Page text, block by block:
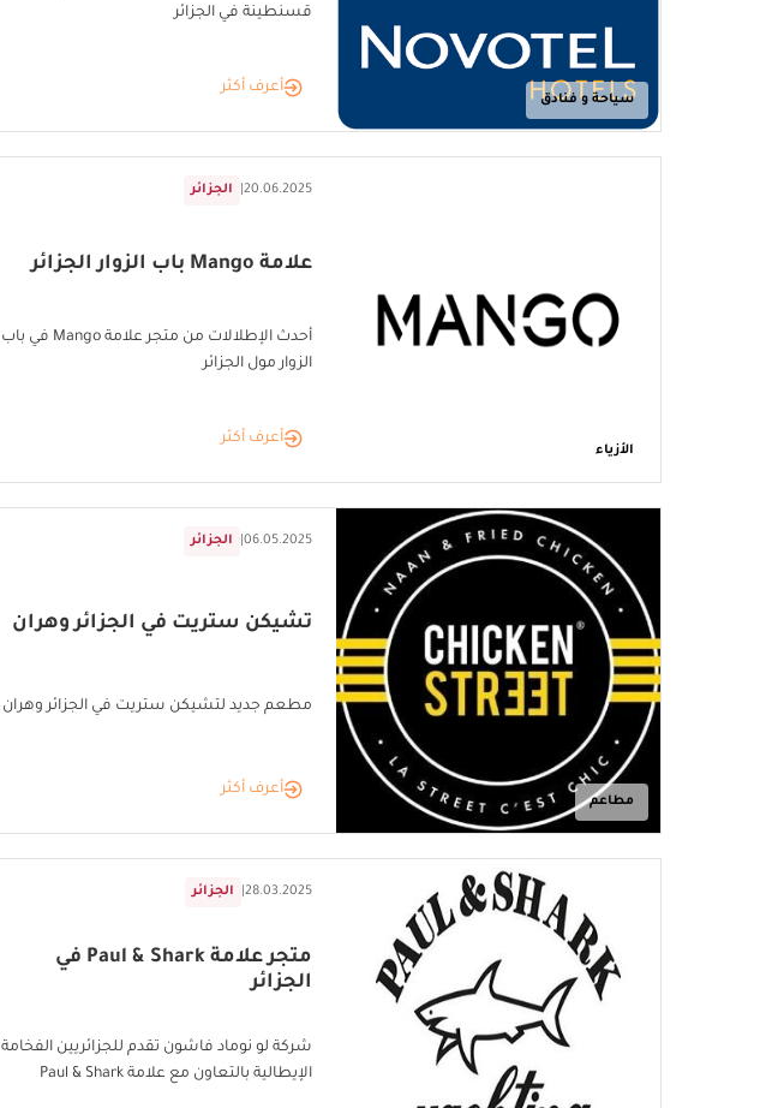
سياحة و فنادق
قسنطينة في الجزائر
أعرف أكثر
الأزياء
الجزائر 20.06.2025
علامة Mango باب الزوار الجزائر
أحدث الإطلالات من متجر علامة Mango في باب
الزوار مول الجزائر
أعرف أكثر
مطاعم
الجزائر 06.05.2025
تشيكن ستريت في الجزائر وهران
مطعم جديد لتشيكن ستريت في الجزائر وهران
أعرف أكثر
الجزائر 28.03.2025
متجر علامة Paul & Shark في
الجزائر
شركة لو نوماد فاشون تقدم للجزائريين الفخامة
الإيطالية بالتعاون مع علامة Paul & Shark